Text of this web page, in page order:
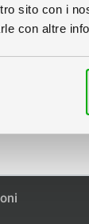
sito con i
con altre
Stampa
Quartini •